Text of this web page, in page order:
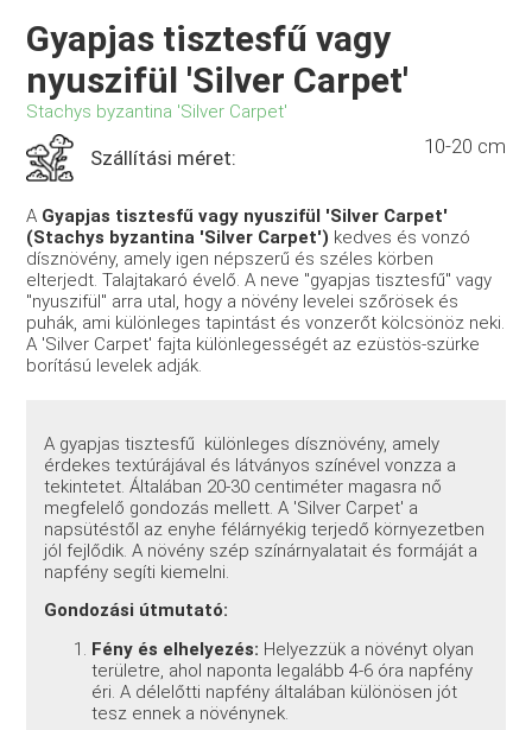
Gyapjas tisztesfű vagy
nyuszifül 'Silver Carpet'
Stachys byzantina 'Silver Carpet'
Szállítási méret: 10-20 cm
A Gyapjas tisztesfű vagy nyuszifül 'Silver Carpet'
(Stachys byzantina 'Silver Carpet') kedves és vonzó
dísznövény, amely igen népszerű és széles körben
elterjedt. Talajtakaró évelő. A neve "gyapjas tisztesfű" vagy
"nyuszifül" arra utal, hogy a növény levelei szőrösek és
puhák, ami különleges tapintást és vonzerőt kölcsönöz neki.
A 'Silver Carpet' fajta különlegességét az ezüstös-szürke
borítású levelek adják.
A gyapjas tisztesfű különleges dísznövény, amely
érdekes textúrájával és látványos színével vonzza a
tekintetet. Általában 20-30 centiméter magasra nő
megfelelő gondozás mellett. A 'Silver Carpet' a
napsütéstől az enyhe félárnyékig terjedő környezetben
jól fejlődik. A növény szép színárnyalatait és formáját a
napfény segíti kiemelni.
Gondozási útmutató:
Fény és elhelyezés: Helyezzük a növényt olyan
területre, ahol naponta legalább 4-6 óra napfény
éri. A délelőtti napfény általában különösen jót
tesz ennek a növénynek.